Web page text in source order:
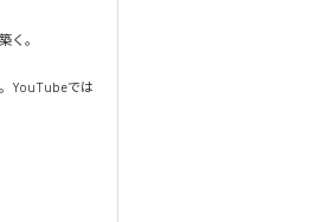
く。
YouTubeでは